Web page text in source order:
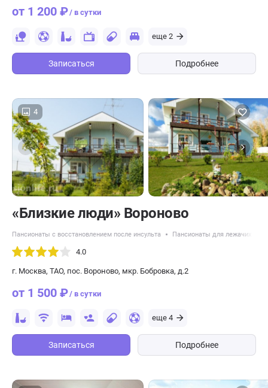
от 1 200 ₽/ в сутки
еще 2
Записаться Подробнее
4
«Близкие люди» Вороново
Пансионаты с восстановлением после инсульта Пансионаты для лежачих
4.0
г. Москва, ТАО, пос. Вороново, мкр. Бобровка, д.2
от 1 500 ₽/ в сутки
еще 4
Записаться Подробнее